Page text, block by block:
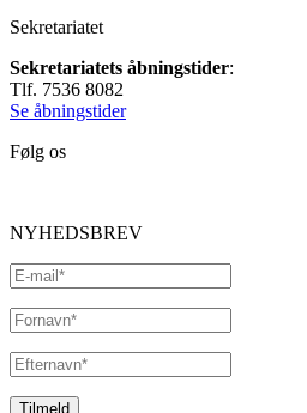
Sekretariatet
Sekretariatets åbningstider:
Tlf. 7536 8082
Se åbningstider
Følg os
NYHEDSBREV